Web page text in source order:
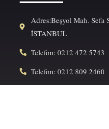
Adres:Beşyol Mah.
İSTANBUL
Telefon: 0212 472 5743
Telefon: 0212 809 2460